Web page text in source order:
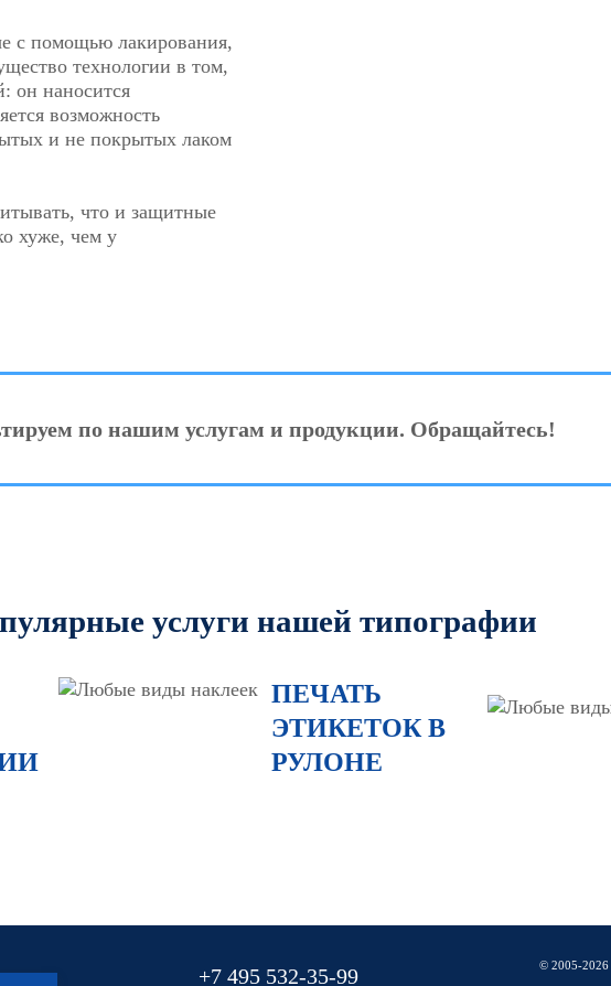
с помощью лакирования,
технологии в том,
он наносится
возможность
и не покрытых лаком
что и защитные
хуже, чем у
по нашим услугам и продукции. Обращайтесь!
услуги нашей типографии
ПЕЧАТЬ
ЭТИКЕТОК В
РУЛОНЕ
+7 495 532-35-99 © 2005-2026